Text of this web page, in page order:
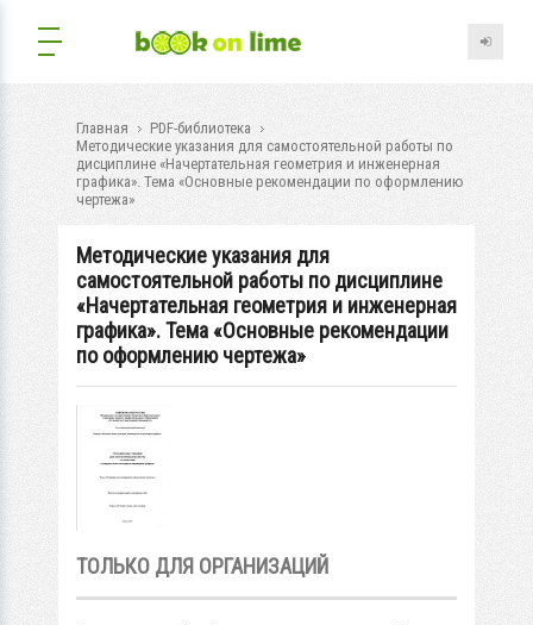
Главная
PDF-библиотека
Методические указания для самостоятельной работы по
дисциплине «Начертательная геометрия и инженерная
графика». Тема «Основные рекомендации по оформлению
чертежа»
Методические указания для
самостоятельной работы по дисциплине
«Начертательная геометрия и инженерная
графика». Тема «Основные рекомендации
по оформлению чертежа»
ТОЛЬКО ДЛЯ ОРГАНИЗАЦИЙ